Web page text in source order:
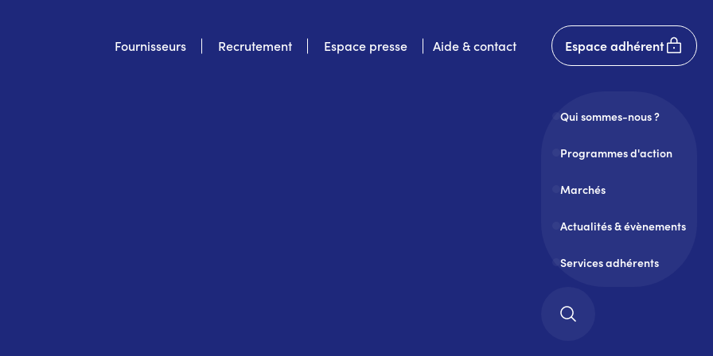
Fournisseurs Recrutement Espace presse Aide & contact
User
account
Espace adhérent
Qui sommes-nous ?
Programmes d'action
Marchés
Actualités & évènements
Services adhérents